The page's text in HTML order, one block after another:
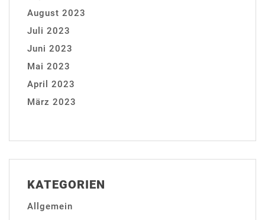
August 2023
Juli 2023
Juni 2023
Mai 2023
April 2023
März 2023
KATEGORIEN
Allgemein